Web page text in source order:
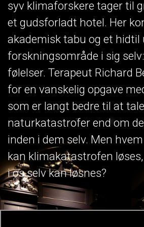
syv klimaforskere tager til
et gudsforladt hotel. Her
akademisk tabu og et hidtil
forskningsområde i sig
følelser. Terapeut Richard
for en vanskelig opgave
som er langt bedre til at
naturkatastrofer end om
inden i dem selv. Men
kan klimakatastrofen
i os selv kan løsnes?